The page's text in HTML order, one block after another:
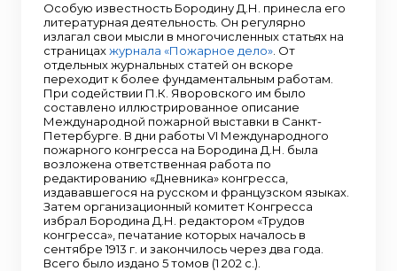
Особую известность Бородину Д.Н. принесла его
литературная деятельность. Он регулярно
излагал свои мысли в многочисленных статьях на
страницахжурнала «Пожарное дело» . От
отдельных журнальных статей он вскоре
переходит к более фундаментальным работам.
При содействии П.К. Яворовского им было
составлено иллюстрированное описание
Международной пожарной выставки в Санкт-
Петербурге. В дни работы VI Международного
пожарного конгресса на Бородина Д.Н. была
возложена ответственная работа по
редактированию «Дневника» конгресса,
издававшегося на русском и французском языках.
Затем организационный комитет Конгресса
избрал Бородина Д.Н. редактором «Трудов
конгресса», печатание которых началось в
сентябре 1913 г. и закончилось через два года.
Всего было издано 5 томов (1 202 с.).